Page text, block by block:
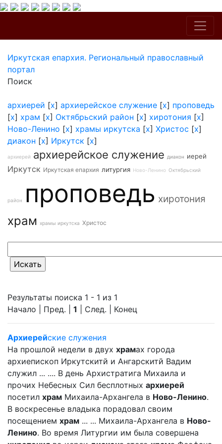
Иркутская епархия. Региональный православный
портал
Поиск
архиерей [x] архиерейское служение [x] проповедь
[x] храм [x] Октябрьский район [x] хиротония [x]
Ново-Ленино [x] храмы иркутска [x] Христос [x]
диакон [x] Иркутск [x]
архиерей архиерейское служение диакон иерей
Иркутск Иркутская епархия литургия Ново-Ленино Октябрьский
район проповедь хиротония
храм храмы иркутска Христос
Результаты поиска 1 - 1 из 1
Начало | Пред. | 1 | След. | Конец
Архиерейские служения
На прошлой недели в двух храмах города
архиепископ Иркутскитй и Ангарскитй Вадим
служил ... .... В день Архистратига Михаила и
прочих Небесных Сил бесплотных архиерей
посетил храм Михаила-Архангела в Ново-Ленино.
В воскресенье владыка порадовал своим
посещением храм ... ... Михаила-Архангела в Ново-
Ленино. Во время Литургии им была совершена